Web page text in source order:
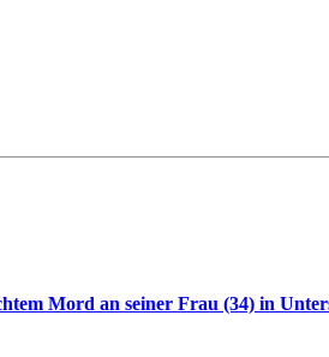
Mord an seiner Frau (34) in